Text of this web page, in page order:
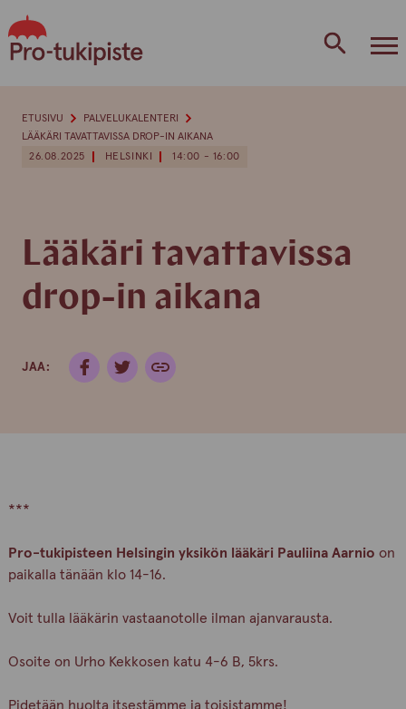
to
content
26.08.2025 HELSINKI 14:00 - 16:00
Lääkäri tavattavissa
drop-in aikana
JAA:
ETUSIVU
PALVELUKALENTERI
LÄÄKÄRI TAVATTAVISSA DROP-IN AIKANA
***
Pro-tukipisteen Helsingin yksikön lääkäri Pauliina Aarnio on
paikalla tänään klo 14-16.
Voit tulla lääkärin vastaanotolle ilman ajanvarausta.
Osoite on Urho Kekkosen katu 4-6 B, 5krs.
Pidetään huolta itsestämme ja toisistamme!